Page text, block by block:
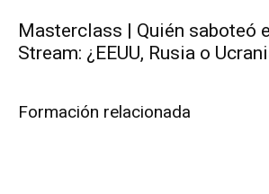
Masterclass | Quién saboteó
Stream: ¿EEUU, Rusia o
Formación relacionada